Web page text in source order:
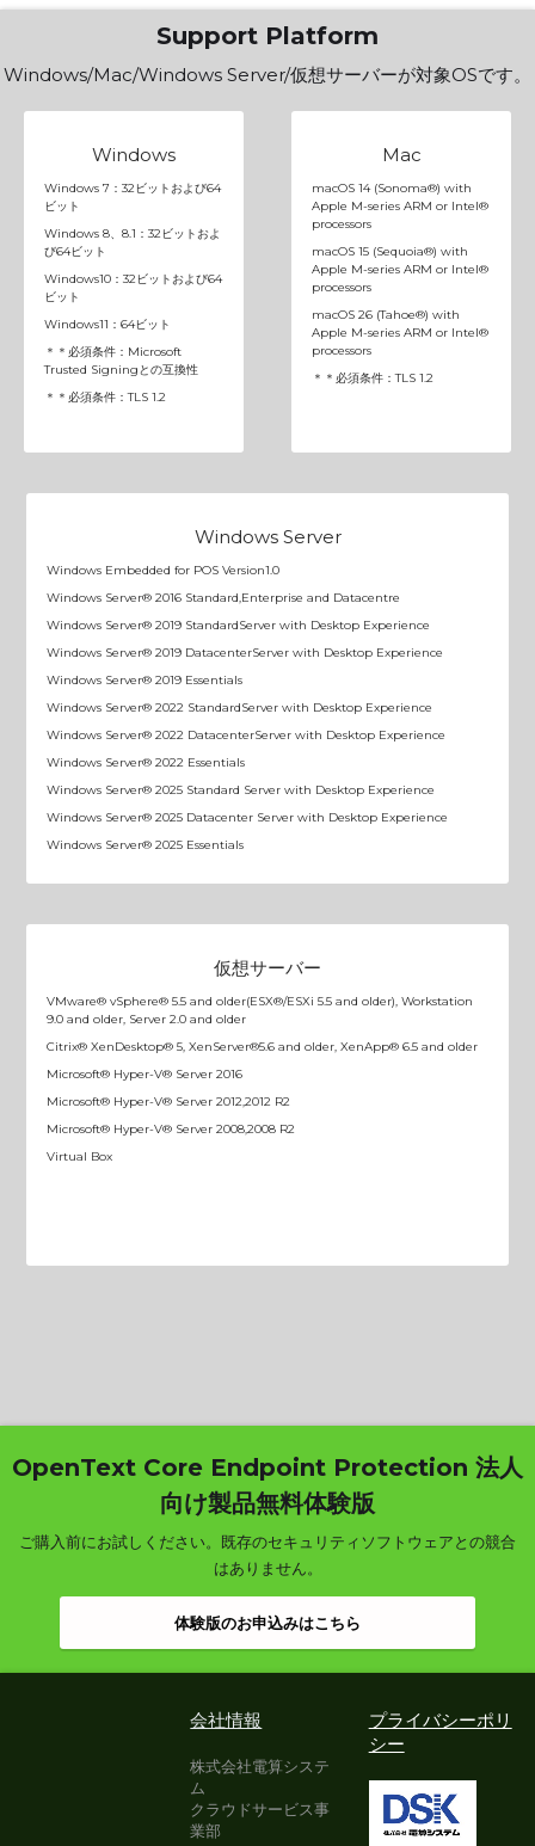
Support Platform
Windows/Mac/Windows Server/仮想サーバーが対象OSです。
Windows
Windows 7：32ビットおよび64
ビット
Windows 8、8.1：32ビットおよ
び64ビット
Windows10：32ビットおよび64
ビット
Windows11：64ビット
＊＊必須条件：Microsoft
Trusted Signingとの互換性
＊＊必須条件：TLS 1.2
Mac
macOS 14 (Sonoma®) with
Apple M-series ARM or Intel®
processors
macOS 15 (Sequoia®) with
Apple M-series ARM or Intel®
processors
macOS 26 (Tahoe®) with
Apple M-series ARM or Intel®
processors
＊＊必須条件：TLS 1.2
Windows Server
Windows Embedded for POS Version1.0
Windows Server® 2016 Standard,Enterprise and Datacentre
Windows Server® 2019 StandardServer with Desktop Experience
Windows Server® 2019 DatacenterServer with Desktop Experience
Windows Server® 2019 Essentials
Windows Server® 2022 StandardServer with Desktop Experience
Windows Server® 2022 DatacenterServer with Desktop Experience
Windows Server® 2022 Essentials
Windows Server® 2025 Standard Server with Desktop Experience
Windows Server® 2025 Datacenter Server with Desktop Experience
Windows Server® 2025 Essentials
仮想サーバー
VMware® vSphere® 5.5 and older(ESX®/ESXi 5.5 and older), Workstation
9.0 and older, Server 2.0 and older
Citrix® XenDesktop® 5, XenServer®5.6 and older, XenApp® 6.5 and older
Microsoft® Hyper-V® Server 2016
Microsoft® Hyper-V® Server 2012,2012 R2
Microsoft® Hyper-V® Server 2008,2008 R2
Virtual Box
OpenText Core Endpoint Protection 法人
向け製品無料体験版
ご購入前にお試しください。既存のセキュリティソフトウェアとの競合
はありません。
体験版のお申込みはこちら
会社情報
株式会社電算システ
ム
クラウドサービス事
業部
プライバシーポリ
シー